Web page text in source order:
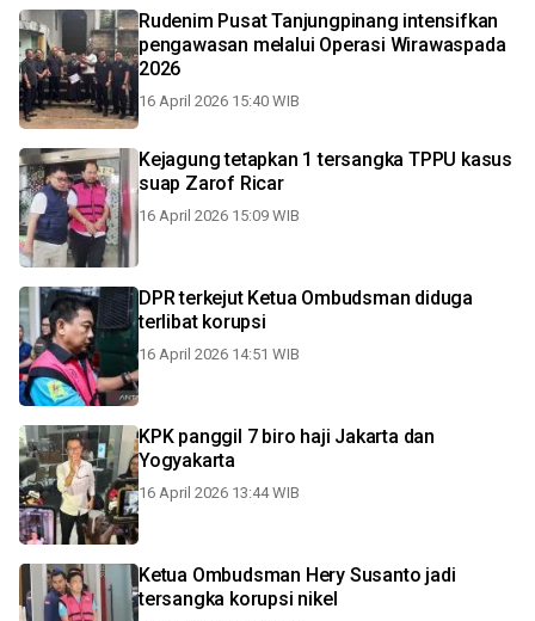
Rudenim Pusat Tanjungpinang intensifkan
pengawasan melalui Operasi Wirawaspada
2026
16 April 2026 15:40 WIB
Kejagung tetapkan 1 tersangka TPPU kasus
suap Zarof Ricar
16 April 2026 15:09 WIB
DPR terkejut Ketua Ombudsman diduga
terlibat korupsi
16 April 2026 14:51 WIB
KPK panggil 7 biro haji Jakarta dan
Yogyakarta
16 April 2026 13:44 WIB
Ketua Ombudsman Hery Susanto jadi
tersangka korupsi nikel